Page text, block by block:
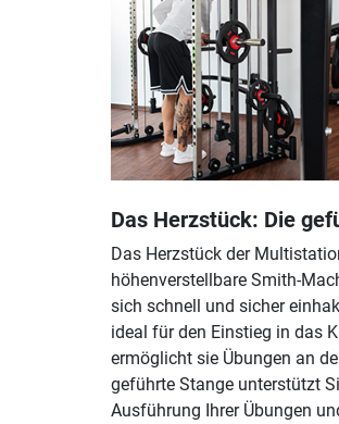
Das Herzstück: Die
Das Herzstück der
höhenverstellbare Smith-
sich schnell und sicher
ideal für den Einstieg in das
ermöglicht sie Übungen an
geführte Stange unterstützt
Ausführung Ihrer Übungen